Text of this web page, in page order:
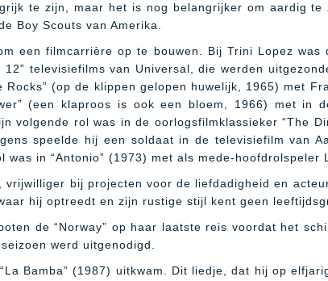
te zijn, maar het is nog belangrijker om aardig te
Boy Scouts van Amerika.
een filmcarrière op te bouwen. Bij Trini Lopez
televisiefilms van Universal, die werden
(op de klippen gelopen huwelijk, 1965) met
(een klaproos is ook een bloem, 1966) met in
volgende rol was in de oorlogsfilmklassieker “The
speelde hij een soldaat in de televisiefilm van
in “Antonio” (1973) met als mede-hoofdrolspeler
bij projecten voor de liefdadigheid en
hij optreedt en zijn rustige stijl kent geen
de “Norway” op haar laatste reis voordat het
werd uitgenodigd.
Bamba” (1987) uitkwam. Dit liedje, dat hij op